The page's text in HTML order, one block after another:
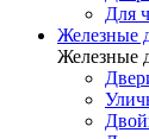
Для
Железные
Железные